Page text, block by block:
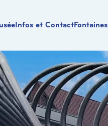
Infos et Contact